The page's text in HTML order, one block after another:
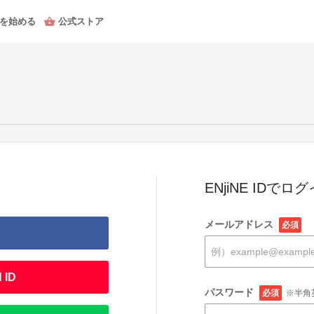
始める 公式ストア
ID
ENjiNE IDでログ
メールアドレス 必須
パスワード 必須 ※半角